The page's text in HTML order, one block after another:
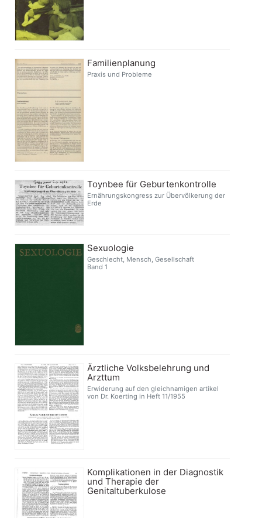
Familienplanung
Praxis und Probleme
Toynbee für Geburtenkontrolle
Ernährungskongress zur Übervölkerung der
Erde
Sexuologie
Geschlecht, Mensch, Gesellschaft
Band 1
Ärztliche Volksbelehrung und
Arzttum
Erwiderung auf den gleichnamigen artikel
von Dr. Koerting in Heft 11/1955
Komplikationen in der Diagnostik
und Therapie der
Genitaltuberkulose